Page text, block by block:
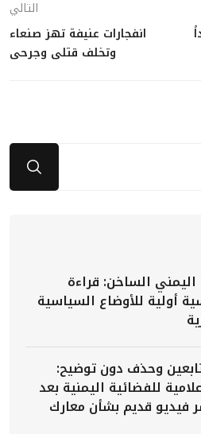
التالي
انفجارات عنيفة تهز صنعاء
وتخلف قتلى وجرحى
الساخن: قراءة
أولية للأوضاع السياسية
وحذف دون توضيح:
للفضائية اليمنية بعد
فيديو قديم بشأن معارك